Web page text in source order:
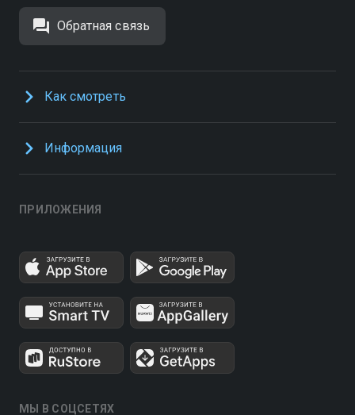
Обратная связь
Как смотреть
Информация
ПРИЛОЖЕНИЯ
МЫ В СОЦСЕТЯХ